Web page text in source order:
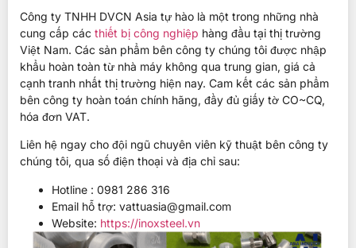
Công ty TNHH DVCN Asia tự hào là một trong những nhà
cung cấp các thiết bị công nghiệp hàng đầu tại thị trường
Việt Nam. Các sản phẩm bên công ty chúng tôi được nhập
khẩu hoàn toàn từ nhà máy không qua trung gian, giá cả
cạnh tranh nhất thị trường hiện nay. Cam kết các sản phẩm
bên công ty hoàn toán chính hãng, đầy đủ giấy tờ CO~CQ,
hóa đơn VAT.
Liên hệ ngay cho đội ngũ chuyên viên kỹ thuật bên công ty
chúng tôi, qua số điện thoại và địa chỉ sau:
Hotline : 0981 286 316
Email hỗ trợ: vattuasia@gmail.com
Website: https://inoxsteel.vn